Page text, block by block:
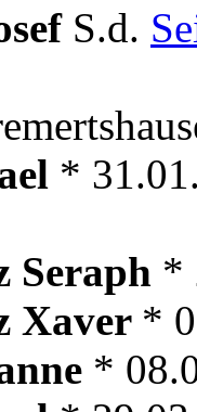
S.d.
*
Seraph *
Xaver *
*